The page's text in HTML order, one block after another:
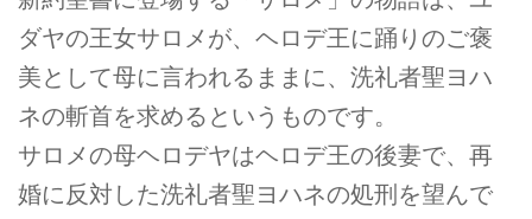
ダヤの王女サロメが、ヘロデ王に踊りのご褒
美として母に言われるままに、洗礼者聖ヨハ
ネの斬首を求めるというものです。
サロメの母ヘロデヤはヘロデ王の後妻で、再
婚に反対した洗礼者聖ヨハネの処刑を望んで